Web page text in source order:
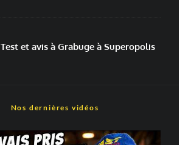
Test et avis à Grabuge à Superopolis
Nos dernières vidéos